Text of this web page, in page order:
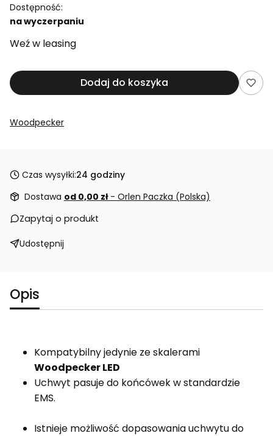
Dostępność:
na wyczerpaniu
Weź w leasing
Dodaj do koszyka
Woodpecker
Czas wysyłki:24 godziny
Dostawa od 0,00 zł - Orlen Paczka (Polska)
Zapytaj o produkt
Udostępnij
Opis
Kompatybilny jedynie ze skalerami
Woodpecker LED
Uchwyt pasuje do końcówek w standardzie
EMS.
Istnieje możliwość dopasowania uchwytu do